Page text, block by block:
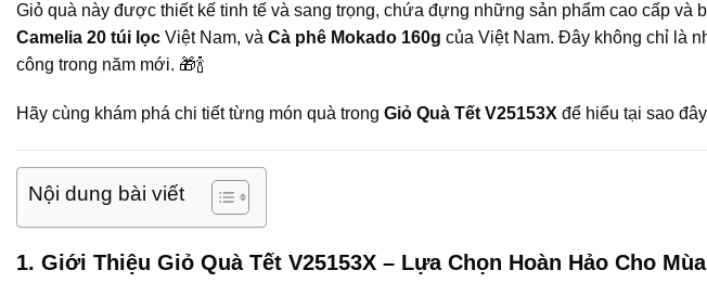
Giỏ quà này được thiết kế tinh tế và sang trọng, chứa đựng những sản phẩm cao cấp và
Camelia 20 túi lọc Việt Nam, và Cà phê Mokado 160g của Việt Nam. Đây không chỉ là
công trong năm mới. 🎁🍾
Hãy cùng khám phá chi tiết từng món quà trong Giỏ Quà Tết V25153X để hiểu tại sao
Nội dung bài viết
1. Giới Thiệu Giỏ Quà Tết V25153X – Lựa Chọn Hoàn Hảo Cho